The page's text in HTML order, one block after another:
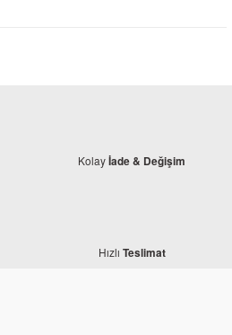
Kolayİade & Değişim
Hızlı Teslimat